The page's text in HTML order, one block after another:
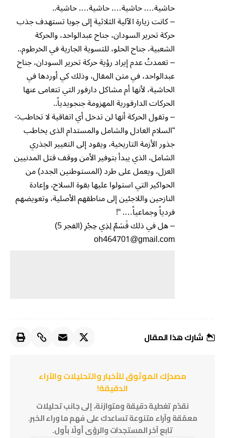
حاشية…. حاشية…. حاشية…. حاشية..
– كانت زيارة الآلية الثلاثية إلى جوبا تستهدف جذب
حركة تحرير السودان، جناح عبدالواحد، والحركة
الشعبية، جناح الحلو، للتسوية الجارية في الخرطوم..
– تعمدتُ عدم إيراد رؤية حركة تحرير السودان، جناح
عبدالواحد، في متن المقال، وذلك كي أوردها في
الحاشية، لأنها أم مشاكل دارفور التي تتعامى عنها
الحركات الدارفورية المهزومة جنجويدياً..
– وتقول الحركة أنها لن تدخل أي اتفاقية لا تخاطب:-
“السلام العادل والشامل والمستدام الذى يخاطب
جذور الأزمة التاريخية، ويقود إلى التغيير الجذري
الشامل، الذي يبدأ بتوفير الأمن ووقف قتل المدنيين
العزل، ويعمل على طرد (المستوطنين الجدد) من
الحواكير التي استولوا عليها بقوة السلاح، وإعادة
النازحين واللاجئين إلى مناطقهم الأصلية، وتعويضهم
فردياً وجماعياً…. “!
– هل في ذلك قَسَمٌ لِذِي حِجْرِ (الفجر 5)
oh464701@gmail.com
شارك هذا المقال
مصدرُك الموثوق للأخبار والتحليلات والآراء
الدقيقة!
نقدّم تغطية دقيقة ومتوازنة، إلى جانب تحليلات
معمّقة وآراء متنوعة تساعدك على فهم ما وراء الخبر.
تابع آخر المستجدات والرؤى أولًا بأول.